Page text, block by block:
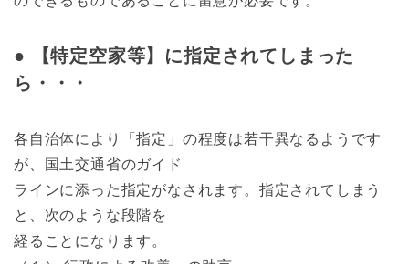
● 【特定空家等】に指定されてしまった
ら・・・
各自治体により「指定」の程度は若干異なるようです
が、国土交通省のガイド
ラインに添った指定がなされます。指定されてしまう
と、次のような段階を
経ることになります。